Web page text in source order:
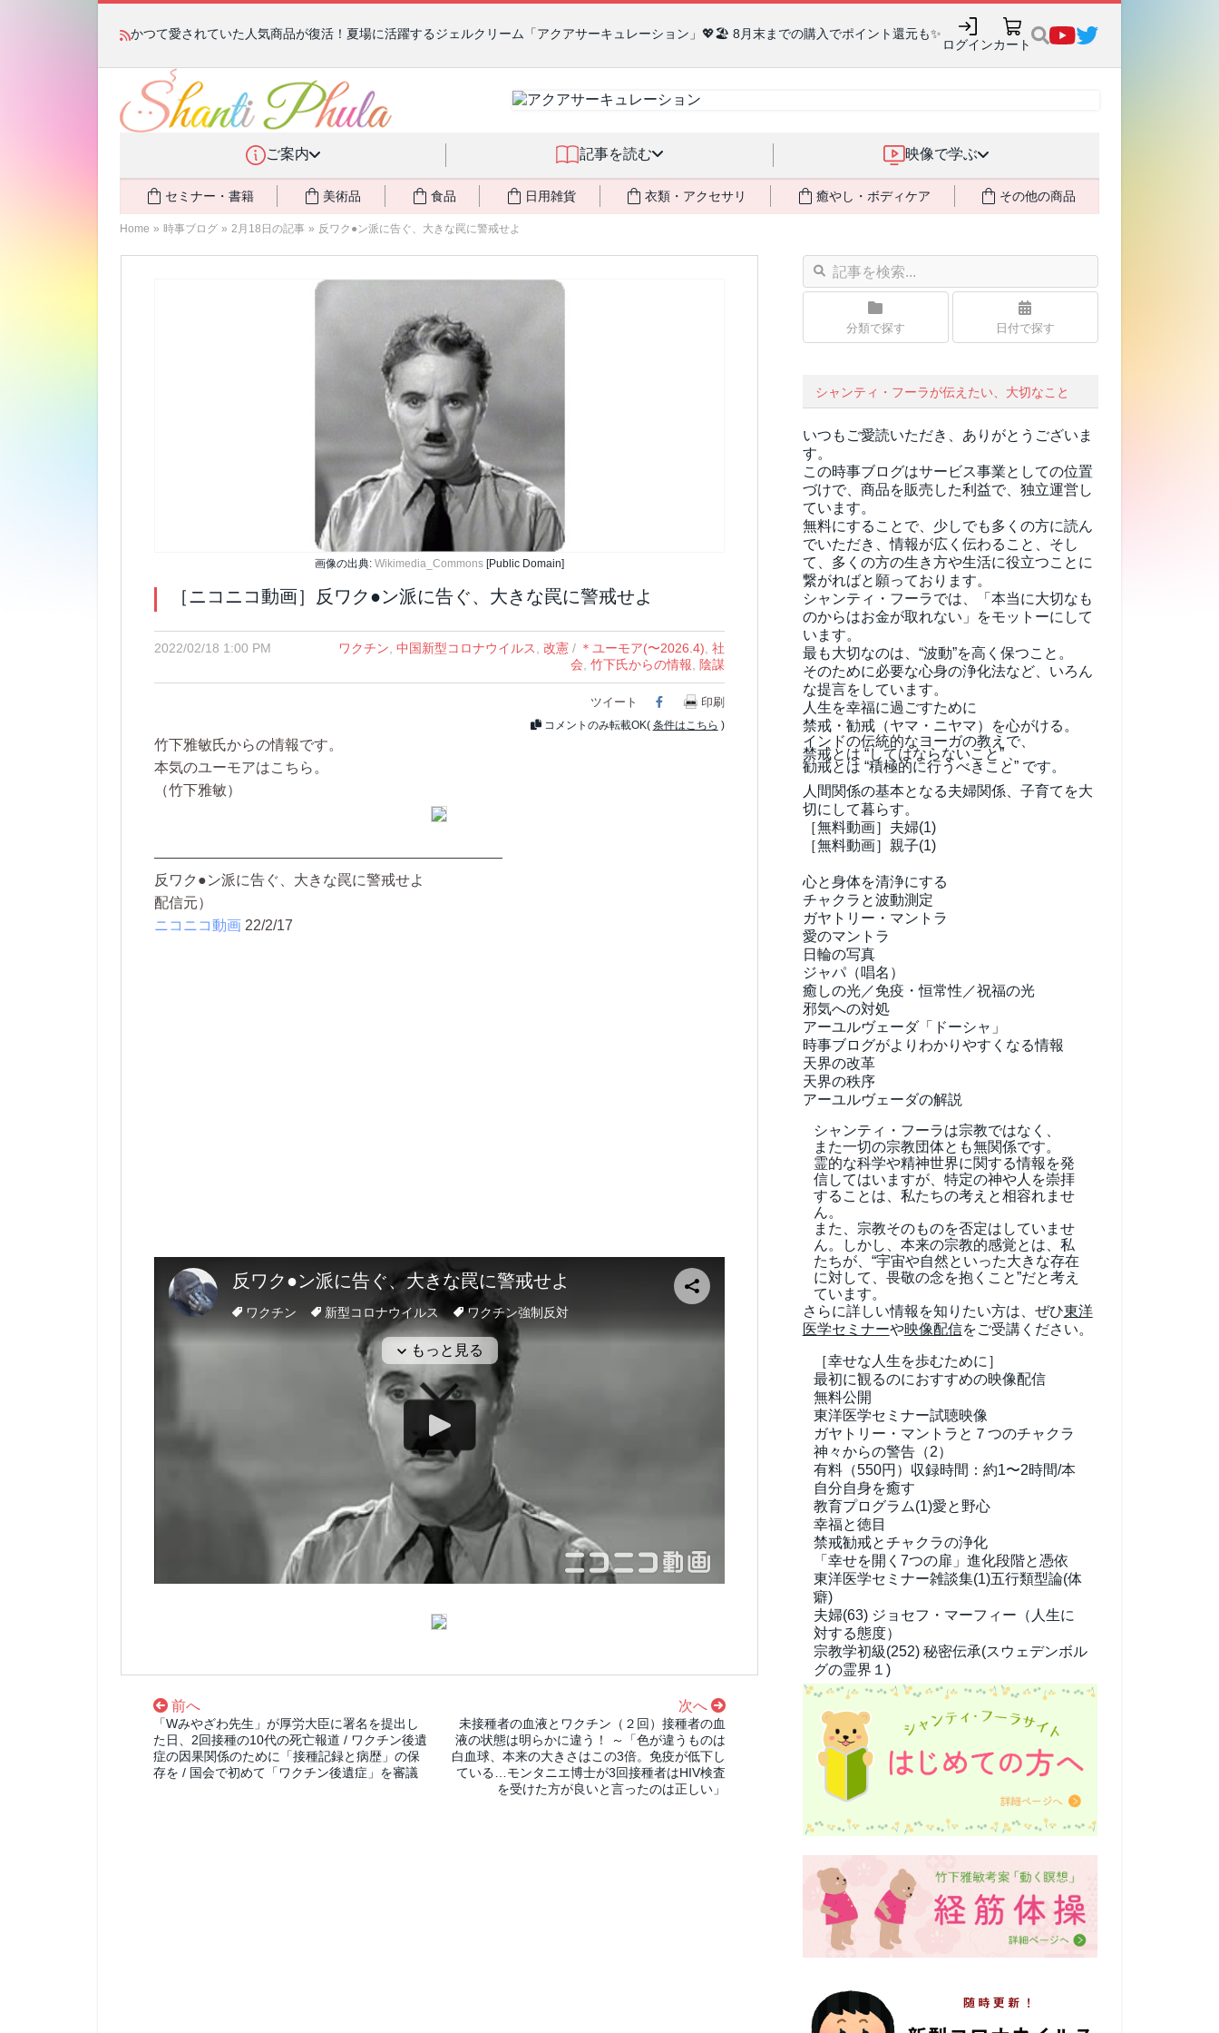
かつて愛されていた人気商品が復活！夏場に活躍するジェルクリーム「アクアサーキュレーション」💖🏖️ 8月末までの購入でポイント還元も✨
ログインカート
ご案内 記事を読む 映像で学ぶ
セミナー・書籍 美術品 食品 日用雑貨 衣類・アクセサリ 癒やし・ボディケア その他の商品
Home » 時事ブログ » 2月18日の記事 » 反ワク●ン派に告ぐ、大きな罠に警戒せよ
画像の出典: Wikimedia_Commons[Public Domain]
［ニコニコ動画］反ワク●ン派に告ぐ、大きな罠に警戒せよ
2022/02/18 1:00 PM ワクチン 中国新型コロナウイルス 改憲/ ＊ユーモア(〜2026.4) 社
会 竹下氏からの情報 陰謀
ツイート Facebook
印刷
コメントのみ転載OK( 条件はこちら )
竹下雅敏氏からの情報です。
本気のユーモアはこちら。
（竹下雅敏）
————————————————————————
反ワク●ン派に告ぐ、大きな罠に警戒せよ
配信元）
ニコニコ動画 22/2/17
前へ
「Wみやざわ先生」が厚労大臣に署名を提出し
た日、2回接種の10代の死亡報道 / ワクチン後遺
症の因果関係のために「接種記録と病歴」の保
存を / 国会で初めて「ワクチン後遺症」を審議
次へ
未接種者の血液とワクチン（２回）接種者の血
液の状態は明らかに違う！ ～「色が違うものは
白血球、本来の大きさはこの3倍。免疫が低下し
ている…モンタニエ博士が3回接種者はHIV検査
を受けた方が良いと言ったのは正しい」
分類で探す 日付で探す
シャンティ・フーラが伝えたい、大切なこと
いつもご愛読いただき、ありがとうございま
す。
この時事ブログはサービス事業としての位置
づけで、商品を販売した利益で、独立運営し
ています。
無料にすることで、少しでも多くの方に読ん
でいただき、情報が広く伝わること、そし
て、 多くの方の生き方や生活に役立つことに
繋がればと願っております。
シャンティ・フーラでは、「本当に大切なも
のからはお金が取れない」をモットーにして
います。
最も大切なのは、“波動”を高く保つこと。
そのために必要な心身の浄化法など、いろん
な提言をしています。
人生を幸福に過ごすために
禁戒・勧戒（ヤマ・ニヤマ）を心がける。
インドの伝統的なヨーガの教えで、
禁戒とは “してはならないこと” 、
勧戒とは “積極的に行うべきこと” です。
人間関係の基本となる夫婦関係、子育てを大
切にして暮らす。
［無料動画］夫婦(1)
［無料動画］親子(1)
心と身体を清浄にする
チャクラと波動測定
ガヤトリー・マントラ
愛のマントラ
日輪の写真
ジャパ（唱名）
癒しの光／免疫・恒常性／祝福の光
邪気への対処
アーユルヴェーダ「ドーシャ」
時事ブログがよりわかりやすくなる情報
天界の改革
天界の秩序
アーユルヴェーダの解説
シャンティ・フーラは宗教ではなく、
また一切の宗教団体とも無関係です。
霊的な科学や精神世界に関する情報を発
信してはいますが、特定の神や人を崇拝
することは、私たちの考えと相容れませ
ん。
また、宗教そのものを否定はしていませ
ん。しかし、本来の宗教的感覚とは、私
たちが、“宇宙や自然といった大きな存在
に対して、畏敬の念を抱くこと”だと考え
ています。
さらに詳しい情報を知りたい方は、ぜひ東洋
医学セミナーや映像配信をご受講ください。
［幸せな人生を歩むために］
最初に観るのにおすすめの映像配信
無料公開
東洋医学セミナー試聴映像
ガヤトリー・マントラと７つのチャクラ
神々からの警告（2）
有料（550円） 収録時間：約1〜2時間/本
自分自身を癒す
教育プログラム(1)愛と野心
幸福と徳目
禁戒勧戒とチャクラの浄化
「幸せを開く7つの扉」進化段階と憑依
東洋医学セミナー雑談集(1)五行類型論(体
癖)
夫婦(63) ジョセフ・マーフィー（人生に
対する態度）
宗教学初級(252) 秘密伝承(スウェデンボル
グの霊界１)